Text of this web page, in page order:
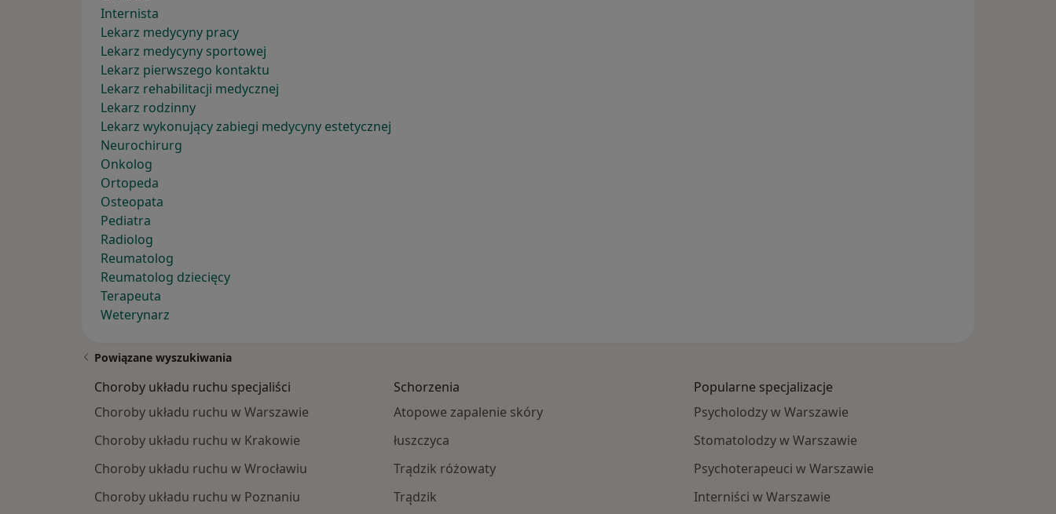
Internista
Lekarz medycyny pracy
Lekarz medycyny sportowej
Lekarz pierwszego kontaktu
Lekarz rehabilitacji medycznej
Lekarz rodzinny
Lekarz wykonujący zabiegi medycyny estetycznej
Neurochirurg
Onkolog
Ortopeda
Osteopata
Pediatra
Radiolog
Reumatolog
Reumatolog dziecięcy
Terapeuta
Weterynarz
Powiązane wyszukiwania
Choroby układu ruchu specjaliści
Choroby układu ruchu w Warszawie
Choroby układu ruchu w Krakowie
Choroby układu ruchu w Wrocławiu
Choroby układu ruchu w Poznaniu
Schorzenia
Atopowe zapalenie skóry
łuszczyca
Trądzik różowaty
Trądzik
Popularne specjalizacje
Psycholodzy w Warszawie
Stomatolodzy w Warszawie
Psychoterapeuci w Warszawie
Interniści w Warszawie